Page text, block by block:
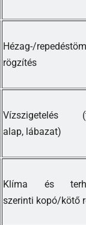
Hézag-/
rögzítés
Vízszigetelés
alap, lábazat)
Klíma és
szerinti kopó/kötő